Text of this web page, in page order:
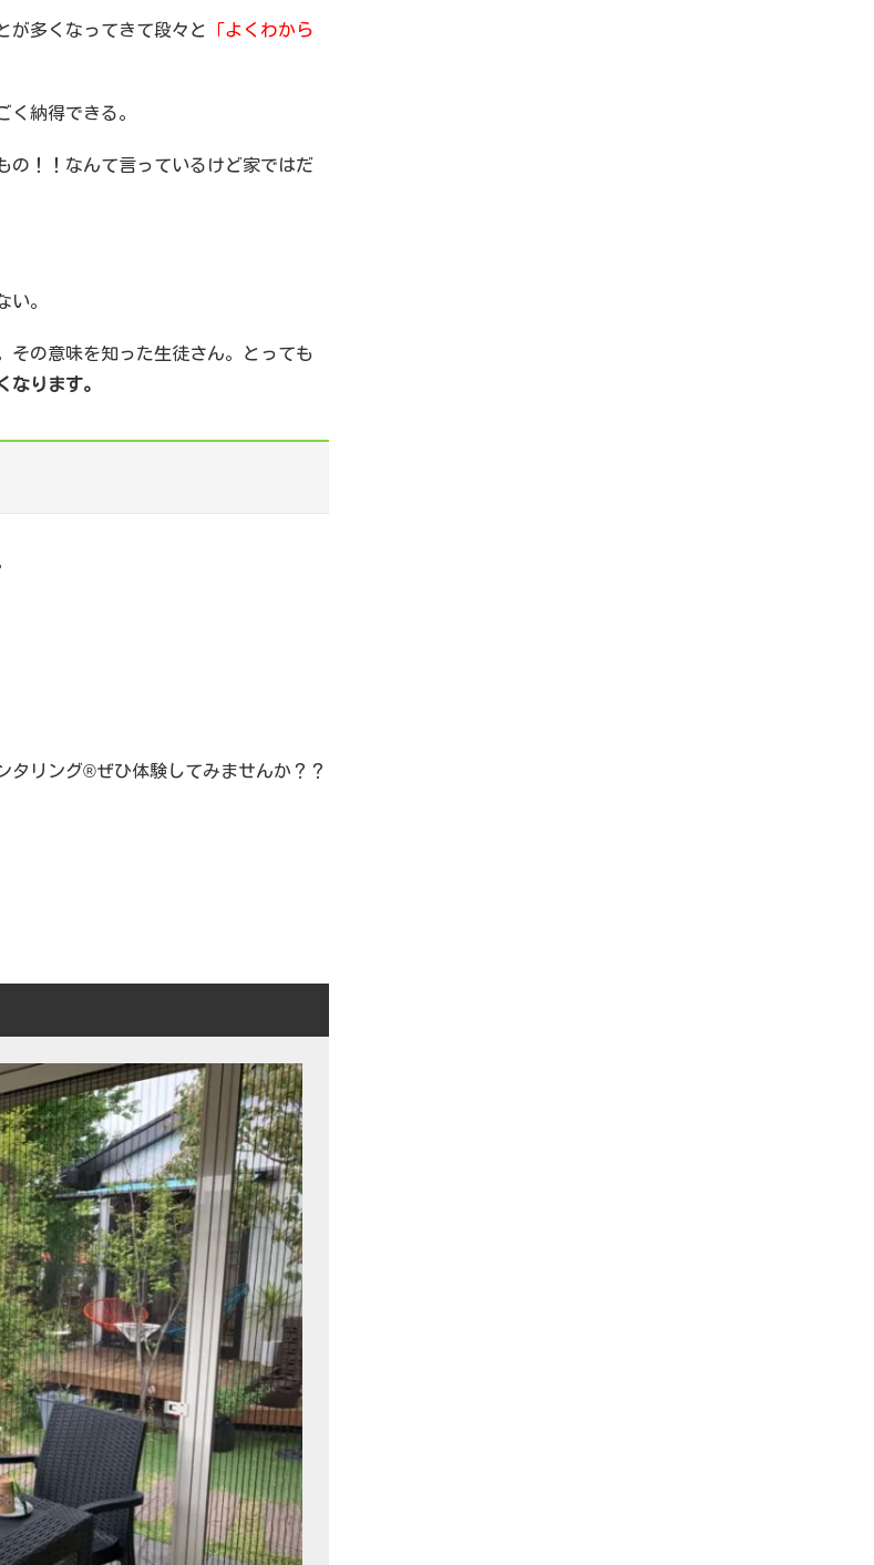
が多くなってきて段々と
「よくわから
納得できる。
の！！なんて言っているけど家ではだ
い。
その意味を知った生徒さん。とっても
なります。
タリング®ぜひ体験してみませんか？？